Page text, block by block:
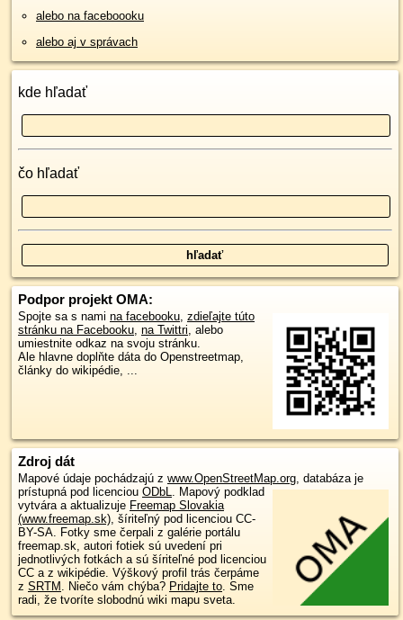
alebo na faceboooku
alebo aj v správach
kde hľadať
čo hľadať
Podpor projekt OMA:
Spojte sa s nami na facebooku, zdieľajte túto
stránku na Facebooku, na Twittri, alebo
umiestnite odkaz na svoju stránku.
Ale hlavne doplňte dáta do Openstreetmap,
články do wikipédie, ...
Zdroj dát
Mapové údaje pochádzajú z www.OpenStreetMap.org, databáza je
prístupná pod licenciou ODbL. Mapový podklad
vytvára a aktualizuje Freemap Slovakia
(www.freemap.sk), šíriteľný pod licenciou CC-
BY-SA. Fotky sme čerpali z galérie portálu
freemap.sk, autori fotiek sú uvedení pri
jednotlivých fotkách a sú šíriteľné pod licenciou
CC a z wikipédie. Výškový profil trás čerpáme
z SRTM . Niečo vám chýba? Pridajte to. Sme
radi, že tvoríte slobodnú wiki mapu sveta.